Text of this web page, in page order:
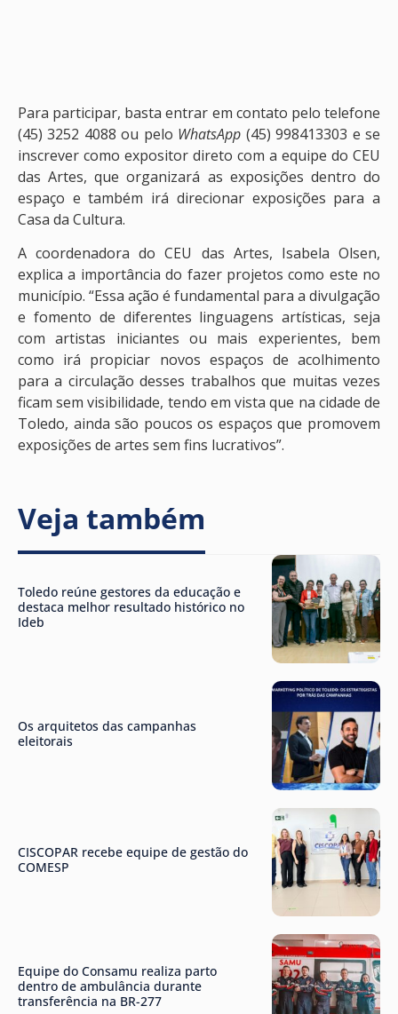
Para participar, basta entrar em contato pelo telefone
(45) 3252 4088 ou pelo WhatsApp (45) 998413303 e se
inscrever como expositor direto com a equipe do CEU
das Artes, que organizará as exposições dentro do
espaço e também irá direcionar exposições para a
Casa da Cultura.
A coordenadora do CEU das Artes, Isabela Olsen,
explica a importância do fazer projetos como este no
município. “Essa ação é fundamental para a divulgação
e fomento de diferentes linguagens artísticas, seja
com artistas iniciantes ou mais experientes, bem
como irá propiciar novos espaços de acolhimento
para a circulação desses trabalhos que muitas vezes
ficam sem visibilidade, tendo em vista que na cidade de
Toledo, ainda são poucos os espaços que promovem
exposições de artes sem fins lucrativos”.
Veja também
Toledo reúne gestores da educação e
destaca melhor resultado histórico no
Ideb
Os arquitetos das campanhas
eleitorais
CISCOPAR recebe equipe de gestão do
COMESP
Equipe do Consamu realiza parto
dentro de ambulância durante
transferência na BR-277